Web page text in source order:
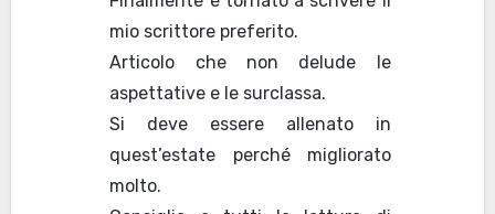
mio scrittore preferito.
Articolo che non delude le
aspettative e le surclassa.
Si deve essere allenato in
quest’estate perché migliorato
molto.